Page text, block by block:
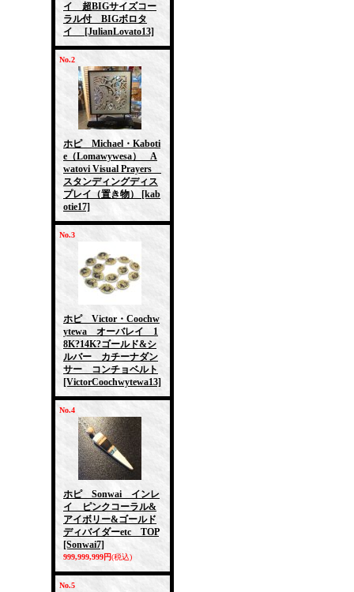
イ 超BIGサイズコー
ラル付 BIGボロタ
イ
[JulianLovato13]
No.2
ホピ Michael・Kaboti
e（Lomawywesa） A
watovi Visual Prayers
スタンディングディス
プレイ（置き物）
[kab
otie17]
No.3
ホピ Victor・Coochw
ytewa オーバレイ 1
8K?14K?ゴールド&シ
ルバー カチーナダン
サー コンチョベルト
[VictorCoochwytewa13]
No.4
ホピ Sonwai インレ
イ ピンクコーラル&
アイボリー&ゴールド
ディバイダーetc TOP
[Sonwai7]
999,999,999円(税込)
No.5